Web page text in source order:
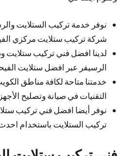
نوفر خدمة تركيب الستلايت
شركة تركيب ستلايت مركزي
لدينا افضل فني تركيب ستلايت
الرسيفر عبر افضل ستلايت
خدمتنا متاحة لكافة مناطق
التقنيات في صيانة وتصليح
نوفر أيضا افضل فني تركيب
تركيب الستلايت باستخدام احدث